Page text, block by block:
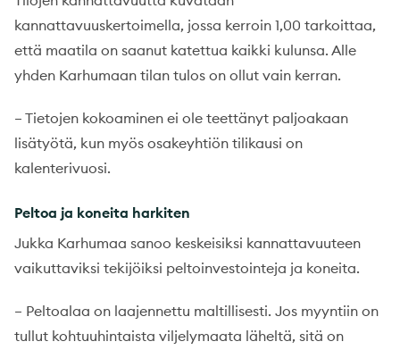
kannattavuuskertoimella, jossa kerroin 1,00 tarkoittaa,
että maatila on saanut katettua kaikki kulunsa. Alle
yhden Karhumaan tilan tulos on ollut vain kerran.
– Tietojen kokoaminen ei ole teettänyt paljoakaan
lisätyötä, kun myös osakeyhtiön tilikausi on
kalenterivuosi.
Peltoa ja koneita harkiten
Jukka Karhumaa sanoo keskeisiksi kannattavuuteen
vaikuttaviksi tekijöiksi peltoinvestointeja ja koneita.
– Peltoalaa on laajennettu maltillisesti. Jos myyntiin on
tullut kohtuuhintaista viljelymaata läheltä, sitä on